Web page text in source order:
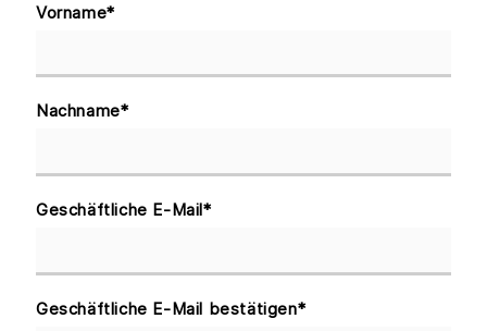
Vorname*
Nachname*
Geschäftliche E-Mail*
Geschäftliche E-Mail bestätigen*